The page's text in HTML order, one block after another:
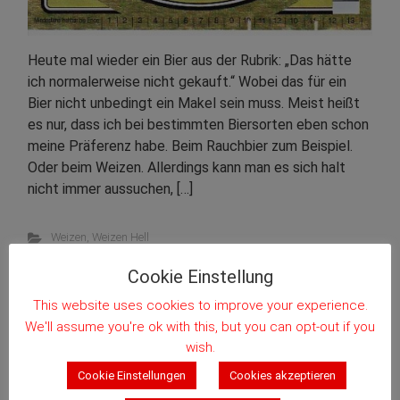
Heute mal wieder ein Bier aus der Rubrik: „Das hätte
ich normalerweise nicht gekauft.“ Wobei das für ein
Bier nicht unbedingt ein Makel sein muss. Meist heißt
es nur, dass ich bei bestimmten Biersorten eben schon
meine Präferenz habe. Beim Rauchbier zum Beispiel.
Oder beim Weizen. Allerdings kann man es sich halt
nicht immer aussuchen, […]
Weizen, Weizen Hell
Weiterlesen
Cookie Einstellung
This website uses cookies to improve your experience.
We'll assume you're ok with this, but you can opt-out if you
wish.
Cookie Einstellungen Cookies akzeptieren